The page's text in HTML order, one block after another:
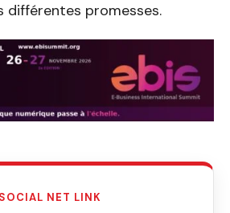
différentes promesses.
SOCIAL NET LINK